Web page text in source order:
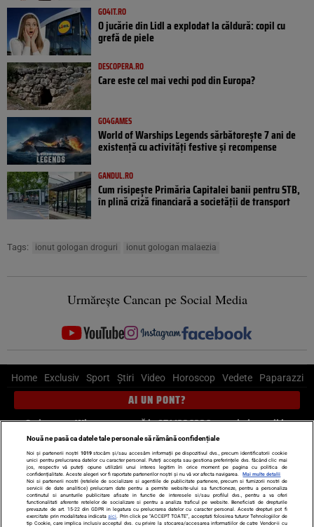
GO4IT.RO
O jucărie din Lidl a explodat la căldură: copil cu
grefă de piele
DESCOPERA.RO
Care este cel mai vechi pod din Europa?
GO4GAMES
World of Warships Legends sărbătorește 7 ani de
existență cu activități festive și recompense
GANDUL.RO
Cum risipește Primăria Capitalei banii pentru STB,
în plină criză financiară a societății de transport
Tags: ionut gologan droguri ionut gologan malaezia
Urmărește Cancan pe Social Media
Home Exclusiv Sport Știri Video Horoscop Vedete Paparazzi
AI UN PONT?
Scrie-ne pe Whatsapp, sună la 0741226226 sau trimite mail la
pont@cancan.ro
Știri interne Știri externe
Politică
Ultimele stiri
Diete Insula Iubirii Dictionar de vise
LIFE STYLE
Horoscop
Nouă ne pasă ca datele tale personale să rămână confidențiale
Noi și partenerii noștri 1019stocăm și/sau accesăm informații pe dispozitivul dvs., precum identificatorii cookie
unici pentru prelucrarea datelor cu caracter personal. Puteți accepta sau gestiona preferințele dvs. făcând clic mai
jos, respectiv vă puteți opune utilizării unui interes legitim în orice moment pe pagina cu politica de
confidențialitate. Aceste alegeri vor fi raportate partenerilor noștri și nu vă vor afecta navigarea.
Mai multe detalii
Noi si partenerii nostri (retelele de socializare si agentiile de publicitate partenere, precum si furnizorii nostri de
servicii de date analitice) prelucram date pentru a permite website-ului sa functioneze, pentru a personaliza
continutul si anunturile publicitare afisate in functie de interesele si/sau profilul dvs., pentru a va oferi
functionalitati aferente retelelor de socializare si pentru a analiza traficul pe website. Beneficiati de drepturile
prevazute de art. 15-22 din GDPR in legatura cu prelucrarea datelor cu caracter personal. Aceste drepturi pot fi
exercitate prin modalitatea indicataaici . Prin click pe “ACCEPT TOATE”, acceptati folosirea tuturor Tehnologiilor de
tip Cookie, care implica inclusiv acceptul dvs. cu privire la stocarea/accesarea informatiilor de catre Vendor-ii cu